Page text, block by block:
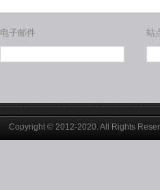
电子邮件 站
Copyright © 2012-2020. All Rights